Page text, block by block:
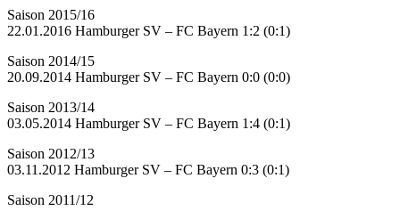
Saison 2015/16
22.01.2016 Hamburger SV – FC Bayern 1:2 (0:1)
Saison 2014/15
20.09.2014 Hamburger SV – FC Bayern 0:0 (0:0)
Saison 2013/14
03.05.2014 Hamburger SV – FC Bayern 1:4 (0:1)
Saison 2012/13
03.11.2012 Hamburger SV – FC Bayern 0:3 (0:1)
Saison 2011/12